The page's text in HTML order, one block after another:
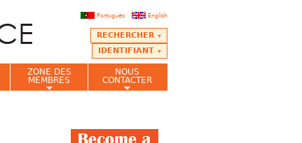
English
Português
RECHERCHER
IDENTIFIANT
ZONE DES
MEMBRES
NOUS
CONTACTER